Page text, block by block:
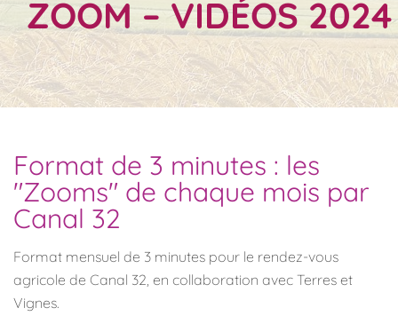
ZOOM – VIDÉOS 2024
Format de 3 minutes : les
"Zooms" de chaque mois par
Canal 32
Format mensuel de 3 minutes pour le rendez-vous
agricole de Canal 32, en collaboration avec Terres et
Vignes.